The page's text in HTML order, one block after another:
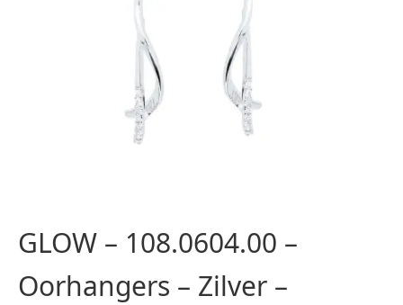
GLOW – 108.0604.00 –
Oorhangers – Zilver –